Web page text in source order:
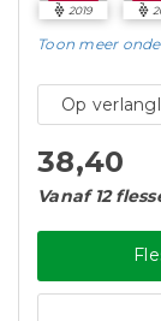
2019
Toon meer
Op
38,40
Vanaf 12